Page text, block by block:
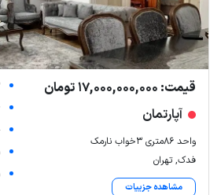
قیمت: 17,000,000,000 تومان
آپارتمان
واحد ۸۶متری ۳خواب نارمک
فدک, تهران
مشاهده جزییات